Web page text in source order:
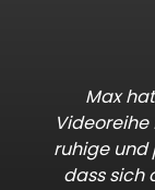
Max
ruhige und
dass sich